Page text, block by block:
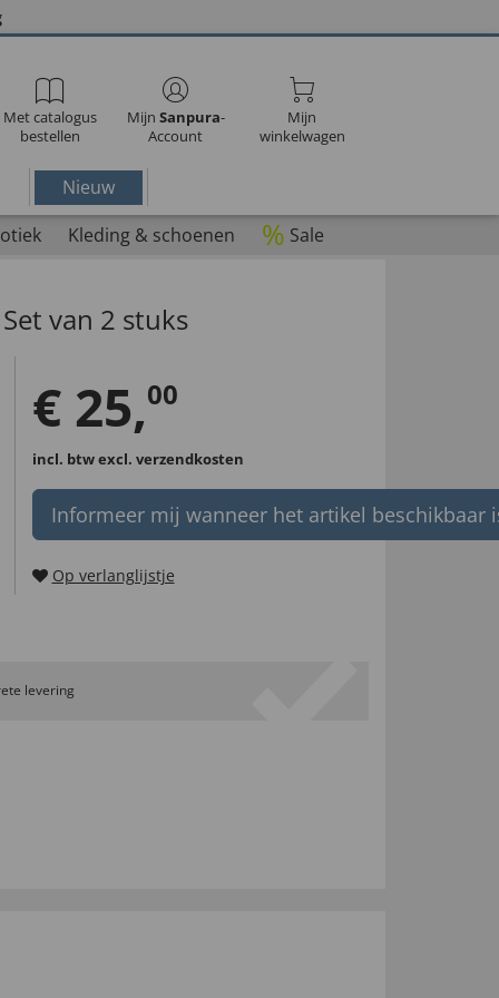
Met catalogus
bestellen
Mijn Sanpura-
Account
Mijn
winkelwagen
Nieuw
Kleding & schoenen % Sale
van 2 stuks
€ 25,00
incl. btwexcl. verzendkosten
Informeer mij wanneer het artikel beschikbaar
Op verlanglijstje
levering